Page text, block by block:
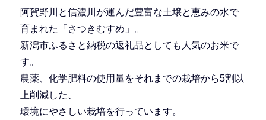
阿賀野川と信濃川が運んだ豊富な土壌と恵みの水で
育まれた「さつきむすめ」。
新潟市ふるさと納税の返礼品としても人気のお米で
す。
農薬、化学肥料の使用量をそれまでの栽培から5割以
上削減した、
環境にやさしい栽培を行っています。